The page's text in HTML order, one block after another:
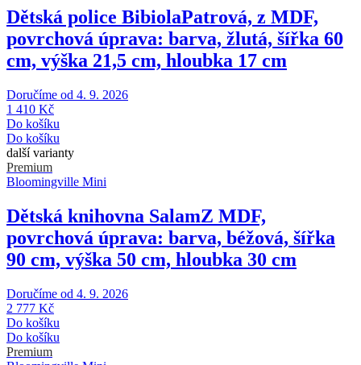
Dětská police BibiolaPatrová, z MDF,
povrchová úprava: barva, žlutá, šířka 60
cm, výška 21,5 cm, hloubka 17 cm
Doručíme od 4. 9. 2026
1 410 Kč
Do košíku
Do košíku
další varianty
Premium
Bloomingville Mini
Dětská knihovna SalamZ MDF,
povrchová úprava: barva, béžová, šířka
90 cm, výška 50 cm, hloubka 30 cm
Doručíme od 4. 9. 2026
2 777 Kč
Do košíku
Do košíku
Premium